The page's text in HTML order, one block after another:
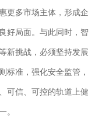
更多市场主体，形成企
好局面。与此同时，智
新挑战，必须坚持发展
标准，强化安全监管，
可信、可控的轨道上健
。